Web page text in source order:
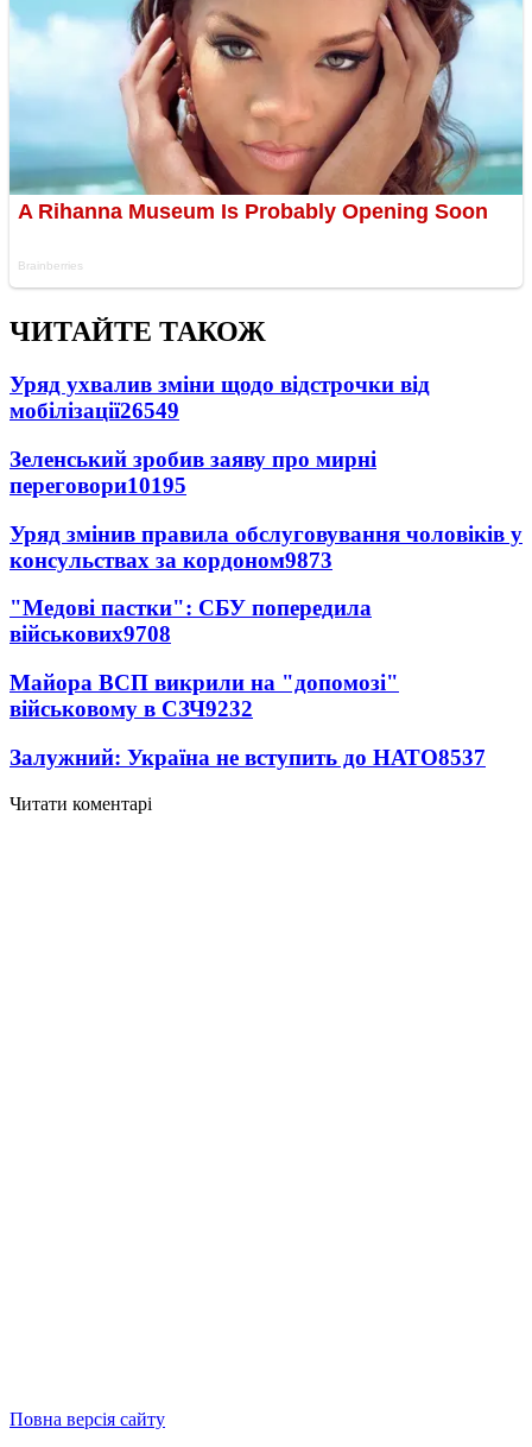
ЧИТАЙТЕ ТАКОЖ
Уряд ухвалив зміни щодо відстрочки від
мобілізації26549
Зеленський зробив заяву про мирні
переговори10195
Уряд змінив правила обслуговування чоловіків у
консульствах за кордоном9873
"Медові пастки": СБУ попередила
військових9708
Майора ВСП викрили на "допомозі"
військовому в СЗЧ9232
Залужний: Україна не вступить до НАТО8537
Читати коментарі
Повна версія сайту